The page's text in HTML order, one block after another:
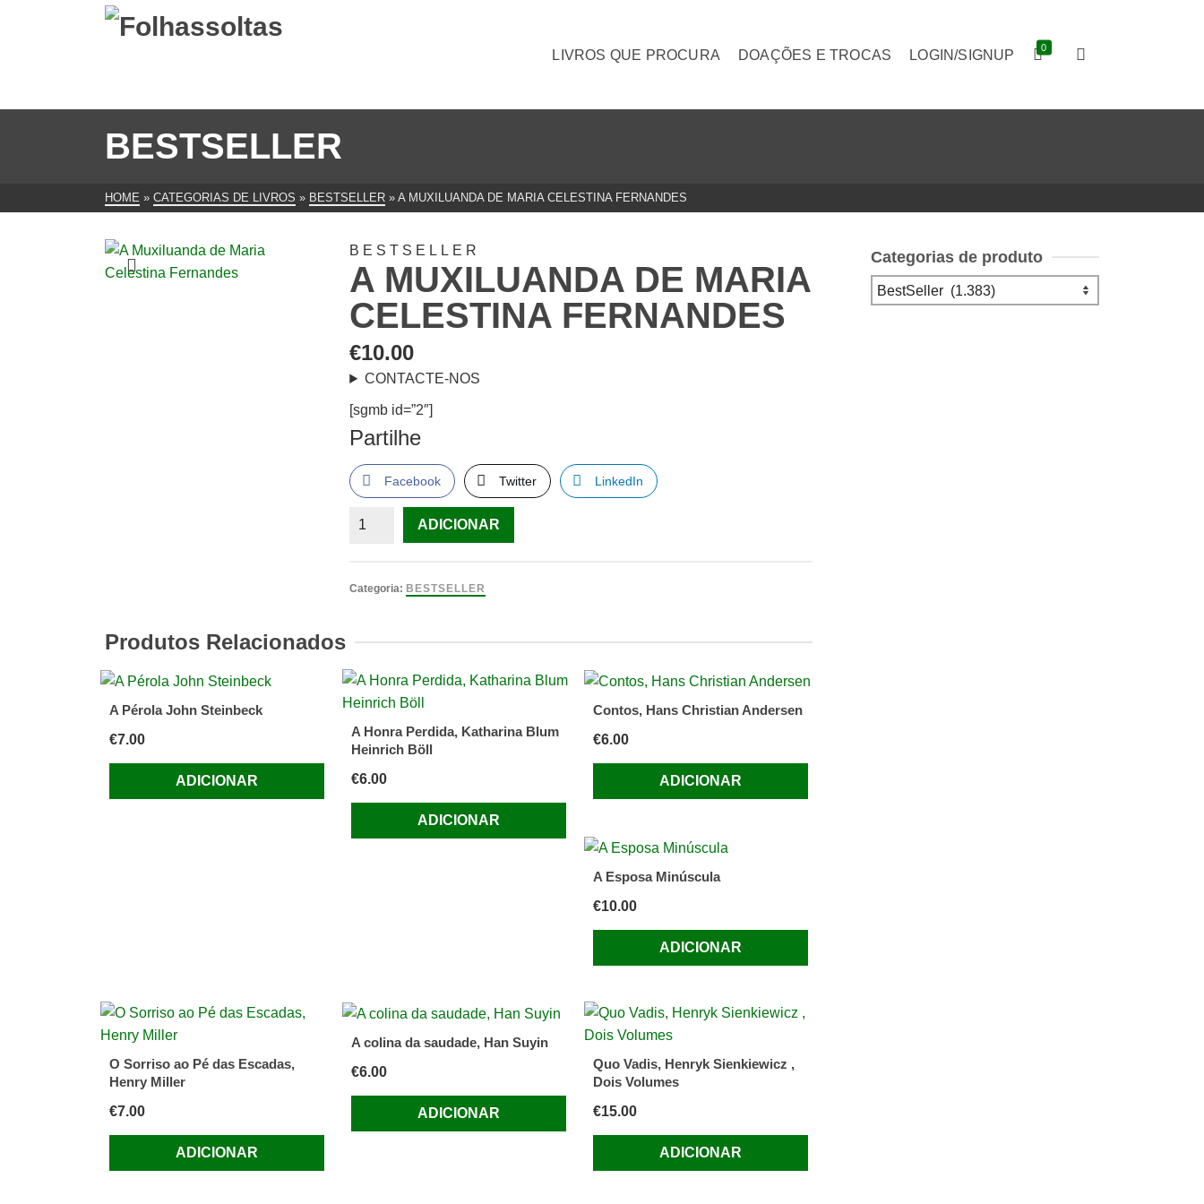
LIVROS QUE PROCURA DOAÇÕES E TROCAS LOGIN/SIGNUP 0
BESTSELLER
HOME » CATEGORIAS DE LIVROS » BESTSELLER » A MUXILUANDA DE MARIA CELESTINA FERNANDES
BESTSELLER
A MUXILUANDA DE MARIA
CELESTINA FERNANDES
€10.00
CONTACTE-NOS
[sgmb id=”2″]
Partilhe
Facebook Twitter LinkedIn
Quantidade
Muxiluanda
Fernandes
ADICIONAR
Categoria: BESTSELLER
Produtos Relacionados
A Pérola John Steinbeck
€7.00
ADICIONAR
A Honra Perdida, Katharina Blum
Heinrich Böll
€6.00
ADICIONAR
Contos, Hans Christian Andersen
€6.00
ADICIONAR
A Esposa Minúscula
€10.00
ADICIONAR
O Sorriso ao Pé das Escadas,
Henry Miller
€7.00
ADICIONAR
A colina da saudade, Han Suyin
€6.00
ADICIONAR
Quo Vadis, Henryk Sienkiewicz ,
Dois Volumes
€15.00
ADICIONAR
Categorias de produto